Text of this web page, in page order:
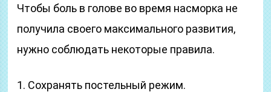
Чтобы боль в голове во время насморка не
получила своего максимального развития,
нужно соблюдать некоторые правила.
1. Сохранять постельный режим.